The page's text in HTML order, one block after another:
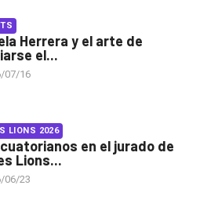
Herrera y el arte de
el...
07/16
LIONS 2026
en el jurado de
Lions...
06/23